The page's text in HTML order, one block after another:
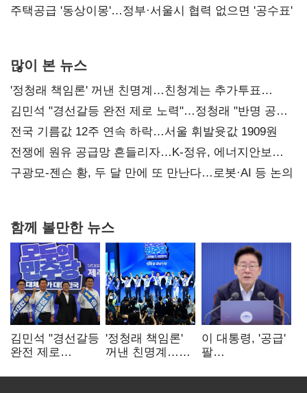
진실 밝혀야"
주택공급 '동상이몽'…정부·서울시 협력 없으면 '공수표'
많이 본 뉴스
'정청래 책임론' 꺼낸 친명계…친청계는 추가투표
때리기
김민석 "경선갈등 완전 제로 노력"…정청래 "반명 공세
사과부터"
전국 기름값 12주 연속 하락…서울 휘발윳값 1909원
전쟁에 원유 공급망 흔들리자…K-정유, 에너지안보
핵심으로 재부상
구광모-젠슨 황, 두 달 만에 또 만난다…로봇·AI 등 논의
함께 볼만한 뉴스
김민석 "경선갈등
완전 제로
"반명 공세
'정청래 책임론'
꺼낸 친명계…
추가투표 때리기
이 대통령, '공급'
팔
여 내부선